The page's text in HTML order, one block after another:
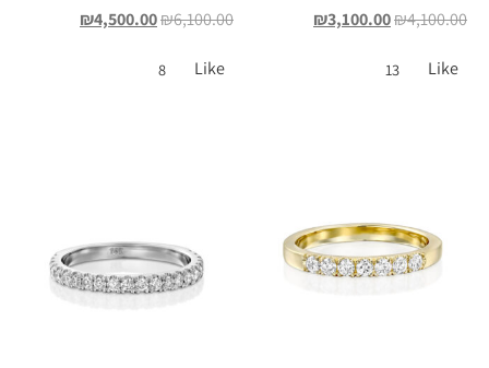
₪4,100.00
₪3,100.00
Like
13
₪6,100.00
₪4,500.00
Like
8